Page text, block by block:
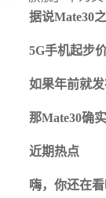
据说Mate30
5G手机起步
如果年前就
那Mate30确
近期热点
嗨，你还在看